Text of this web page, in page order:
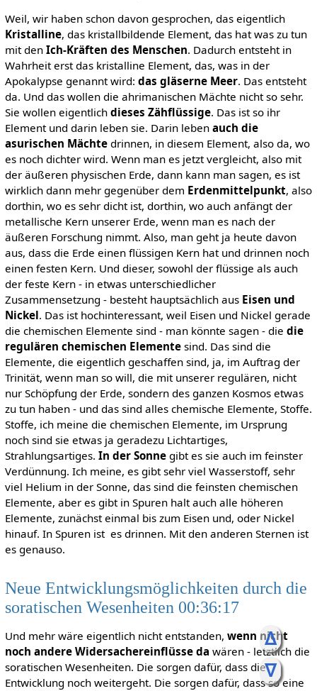
ᐃ
ᐁ
Weil, wir haben schon davon gesprochen, das eigentlich
Kristalline, das kristallbildende Element, das hat was zu tun
mit den Ich-Kräften des Menschen. Dadurch entsteht in
Wahrheit erst das kristalline Element, das, was in der
Apokalypse genannt wird: das gläserne Meer. Das entsteht
da. Und das wollen die ahrimanischen Mächte nicht so sehr.
Sie wollen eigentlich dieses Zähflüssige. Das ist so ihr
Element und darin leben sie. Darin leben auch die
asurischen Mächtedrinnen, in diesem Element, also da, wo
es noch dichter wird. Wenn man es jetzt vergleicht, also mit
der äußeren physischen Erde, dann kann man sagen, es ist
wirklich dann mehr gegenüber dem Erdenmittelpunkt, also
dorthin, wo es sehr dicht ist, dorthin, wo auch anfängt der
metallische Kern unserer Erde, wenn man es nach der
äußeren Forschung nimmt. Also, man geht ja heute davon
aus, dass die Erde einen flüssigen Kern hat und drinnen noch
einen festen Kern. Und dieser, sowohl der flüssige als auch
der feste Kern - in etwas unterschiedlicher
Zusammensetzung - besteht hauptsächlich aus Eisen und
Nickel. Das ist hochinteressant, weil Eisen und Nickel gerade
die chemischen Elemente sind - man könnte sagen - die die
regulären chemischen Elementesind. Das sind die
Elemente, die eigentlich geschaffen sind, ja, im Auftrag der
Trinität, wenn man so will, die mit unserer regulären, nicht
nur Schöpfung der Erde, sondern des ganzen Kosmos etwas
zu tun haben - und das sind alles chemische Elemente, Stoffe.
Stoffe, ich meine die chemischen Elemente, im Ursprung
noch sind sie etwas ja geradezu Lichtartiges,
Strahlungsartiges. In der Sonnegibt es sie auch im feinster
Verdünnung. Ich meine, es gibt sehr viel Wasserstoff, sehr
viel Helium in der Sonne, das sind die feinsten chemischen
Elemente, aber es gibt in Spuren halt auch alle höheren
Elemente, zunächst einmal bis zum Eisen und, oder Nickel
hinauf. In Spuren ist es drinnen. Mit den anderen Sternen ist
es genauso.
Neue Entwicklungsmöglichkeiten durch die
soratischen Wesenheiten 00:36:17
Und mehr wäre eigentlich nicht entstanden, wenn nicht
noch andere Widersachereinflüsse da wären - letztlich die
soratischen Wesenheiten. Die sorgen dafür, dass die
Entwicklung noch weitergeht. Die sorgen dafür, dass so eine